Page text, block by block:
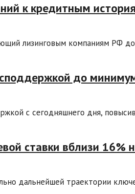
к кредитным
лизинговым компаниям РФ
до
с сегодняшнего дня,
ставки вблизи 16%
дальнейшей траектории